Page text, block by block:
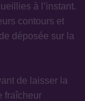
à l’instant.
contours et
déposée sur la
de laisser la
fraîcheur